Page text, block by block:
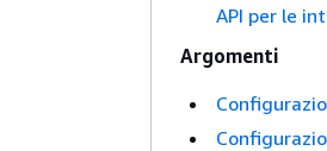
API per le
Argomenti